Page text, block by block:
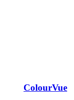
ColourVue